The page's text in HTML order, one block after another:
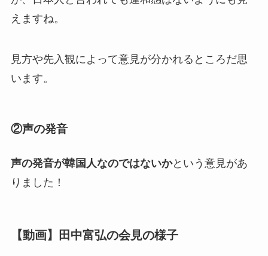
えますね。
見方や先入観によって意見が分かれるところだ思
います。
②声の発音
声の発音が韓国人なのではないかという意見があ
りました！
【動画】田中富弘の会見の様子